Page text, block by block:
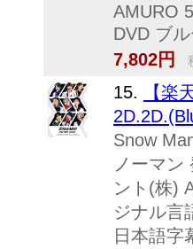
AMURO
DVD ブ
7,802円
15.
【楽
Snow
ノーマン
ント(株)
ジナル言
日本語字